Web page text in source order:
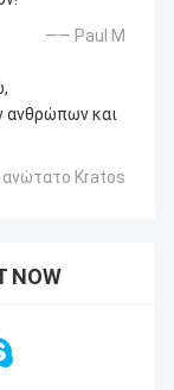
—— Paul Μ
ανθρώπων και
Kratos
NOW